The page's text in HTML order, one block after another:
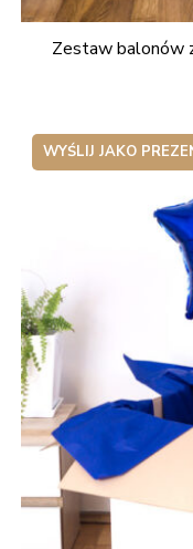
Zestaw balonów
WYŚLIJ JAKO